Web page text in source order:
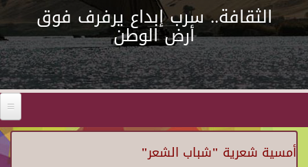
الثقافة.. سرب إبداع يرفرف فوق
أرض الوطن
أمسية شعرية "شباب الشعر"